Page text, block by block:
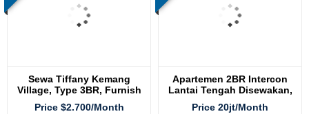
Sewa Tiffany Kemang
Village, Type 3BR, Furnish
Lengkap, Lantai Sedang
Price $2.700/Month
Apartemen 2BR Intercon
Lantai Tengah Disewakan,
Price 20jt/Month